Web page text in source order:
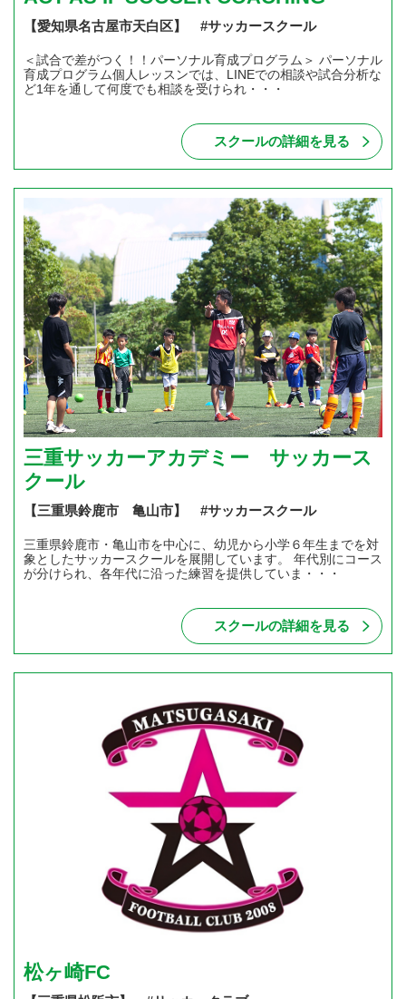
【愛知県名古屋市天白区】 #サッカースクール
＜試合で差がつく！！パーソナル育成プログラム＞ パーソナル
育成プログラム個人レッスンでは、LINEでの相談や試合分析な
ど1年を通して何度でも相談を受けられ・・・
スクールの詳細を見る
三重サッカーアカデミー サッカース
クール
【三重県鈴鹿市 亀山市】 #サッカースクール
三重県鈴鹿市・亀山市を中心に、幼児から小学６年生までを対
象としたサッカースクールを展開しています。 年代別にコース
が分けられ、各年代に沿った練習を提供していま・・・
スクールの詳細を見る
松ヶ崎FC